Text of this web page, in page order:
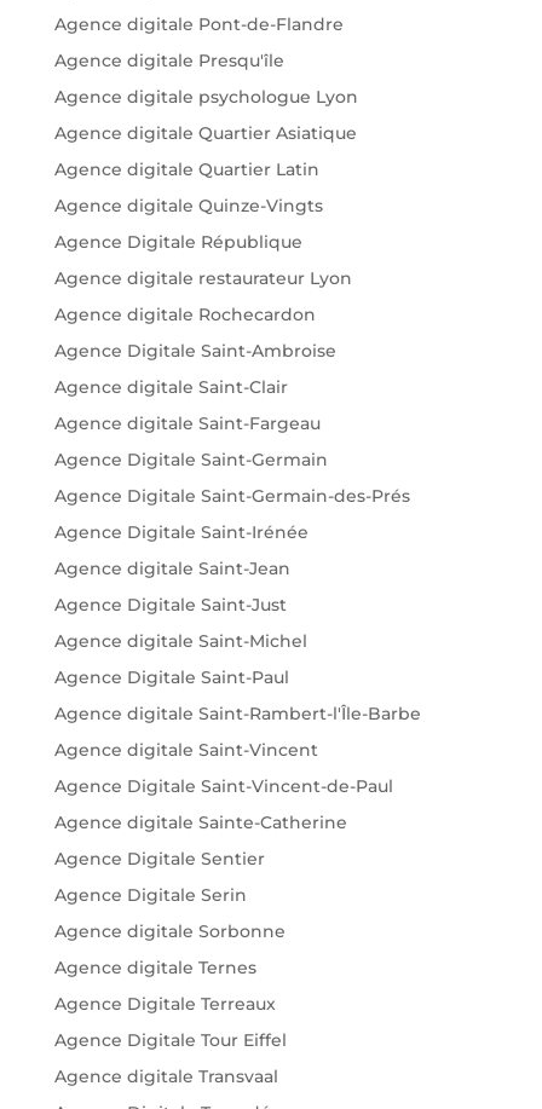
Agence digitale Pont-de-Flandre
Agence digitale Presqu'île
Agence digitale psychologue Lyon
Agence digitale Quartier Asiatique
Agence digitale Quartier Latin
Agence digitale Quinze-Vingts
Agence Digitale République
Agence digitale restaurateur Lyon
Agence digitale Rochecardon
Agence Digitale Saint-Ambroise
Agence digitale Saint-Clair
Agence digitale Saint-Fargeau
Agence Digitale Saint-Germain
Agence Digitale Saint-Germain-des-Prés
Agence Digitale Saint-Irénée
Agence digitale Saint-Jean
Agence Digitale Saint-Just
Agence digitale Saint-Michel
Agence Digitale Saint-Paul
Agence digitale Saint-Rambert-l'Île-Barbe
Agence digitale Saint-Vincent
Agence Digitale Saint-Vincent-de-Paul
Agence digitale Sainte-Catherine
Agence Digitale Sentier
Agence Digitale Serin
Agence digitale Sorbonne
Agence digitale Ternes
Agence Digitale Terreaux
Agence Digitale Tour Eiffel
Agence digitale Transvaal